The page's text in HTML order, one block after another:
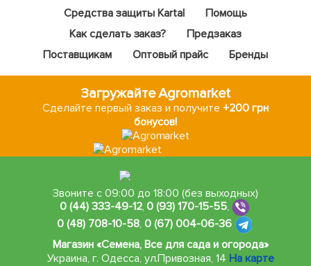
Средства защиты Kartal
Помощь
Как сделать заказ?
Предзаказ
Поставщикам
Оптовый прайс Бренды
Загружайте Agromarket
Сделайте первый заказ и получите +200 грн
бонусов!
Звоните с 09:00 до 18:00 (без выходных)
0 (44) 333-49-12,0 (93) 170-15-55,
0 (48) 708-10-58, 0 (67) 004-06-36
Магазин «Семена, Все для сада и огорода»
Украина, г. Одесса, ул.Привозная, 14 На карте